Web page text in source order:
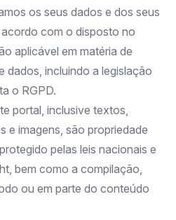
os seus dados e dos seus
com o disposto no
aplicável em matéria de
dados, incluindo a legislação
o RGPD.
portal, inclusive textos,
e imagens, são propriedade
pelas leis nacionais e
bem como a compilação,
ou em parte do conteúdo